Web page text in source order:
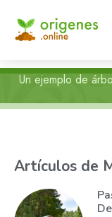
Un ejemplo de
Artículos de